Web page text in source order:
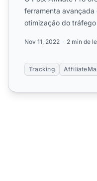
ferramenta avançada
otimização do
Nov 11, 2022 2 min de
Tracking